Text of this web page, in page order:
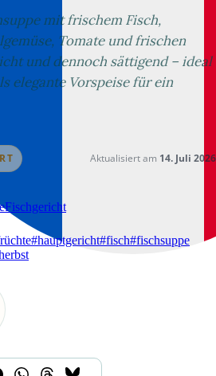
mit frischem Fisch,
Tomate und frischen
und dennoch sättigend – ideal
elegante Vorspeise für ein
Aktualisiert am 14. Juli 2026
Fischgericht
#hauptgericht#fisch#fischsuppe